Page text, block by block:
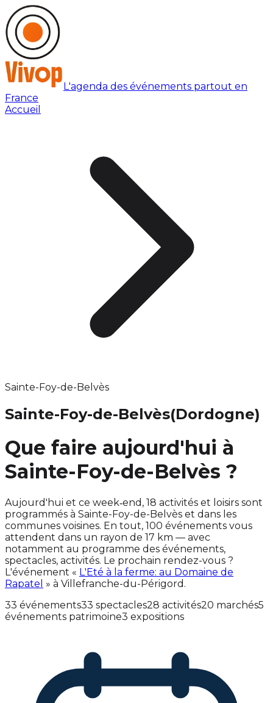
L'agenda des événements partout en
France
Accueil
Sainte-Foy-de-Belvès
Sainte-Foy-de-Belvès(Dordogne)
Que faire aujourd'hui à
Sainte-Foy-de-Belvès ?
Aujourd'hui et ce week‑end, 18 activités et loisirs sont
programmés à Sainte-Foy-de-Belvès et dans les
communes voisines. En tout, 100 événements vous
attendent dans un rayon de 17 km — avec
notamment au programme des événements,
spectacles, activités. Le prochain rendez-vous ?
L'événement « L'Eté à la ferme: au Domaine de
Rapatel » à Villefranche-du-Périgord.
33 événements33 spectacles28 activités20 marchés5
événements patrimoine3 expositions